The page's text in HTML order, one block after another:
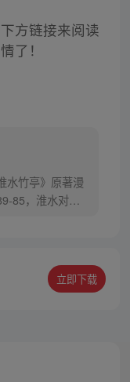
方链接来阅读
了！
水竹亭》原著漫
85，淮水对应
立即下载